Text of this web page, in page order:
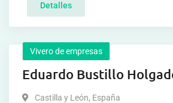
Detalles
Vivero de empresas
Eduardo Bustillo
Castilla y León, España